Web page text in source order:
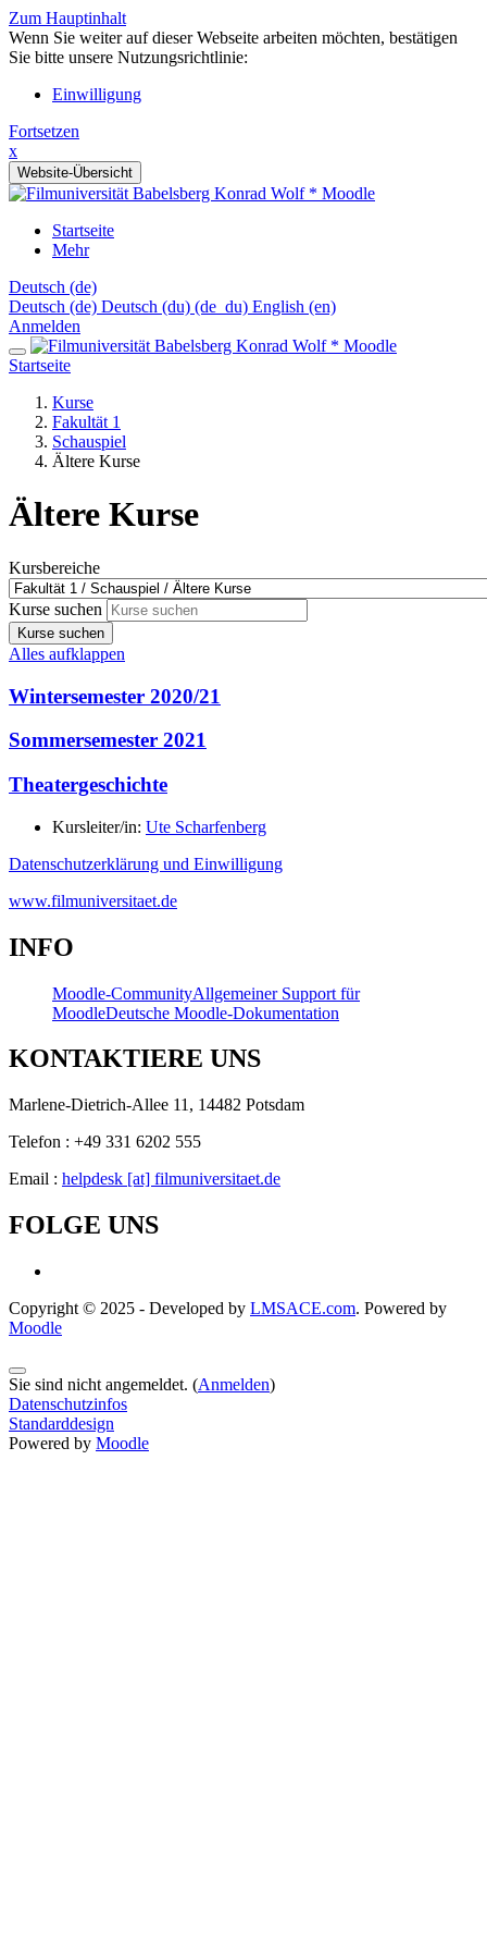
Zum Hauptinhalt
Wenn Sie weiter auf dieser Webseite arbeiten möchten, bestätigen
Sie bitte unsere Nutzungsrichtlinie:
Einwilligung
Fortsetzen
x
Website-Übersicht
Startseite
Mehr
Deutsch ‎(de)‎
Deutsch ‎(de)‎ Deutsch (du) ‎(de_du)‎ English ‎(en)‎
Anmelden
Startseite
Kurse
Fakultät 1
Schauspiel
Ältere Kurse
Ältere Kurse
Kursbereiche
Kurse suchen
Kurse suchen
Alles aufklappen
Wintersemester 2020/21
Sommersemester 2021
Theatergeschichte
Kursleiter/in: Ute Scharfenberg
Datenschutzerklärung und Einwilligung
www.filmuniversitaet.de
INFO
Moodle-CommunityAllgemeiner Support für
MoodleDeutsche Moodle-Dokumentation
KONTAKTIERE UNS
Marlene-Dietrich-Allee 11, 14482 Potsdam
Telefon : +49 331 6202 555
Email : helpdesk [at] filmuniversitaet.de
FOLGE UNS
Copyright © 2025 - Developed by LMSACE.com. Powered by
Moodle
Sie sind nicht angemeldet. (Anmelden)
Datenschutzinfos
Standarddesign
Powered by Moodle